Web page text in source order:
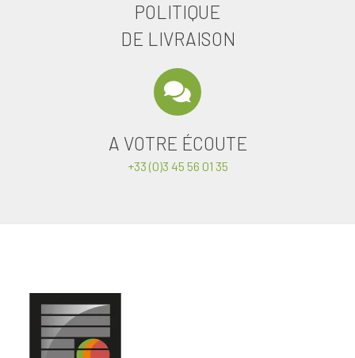
POLITIQUE
DE LIVRAISON
A VOTRE ÉCOUTE
+33 (0)3 45 56 01 35